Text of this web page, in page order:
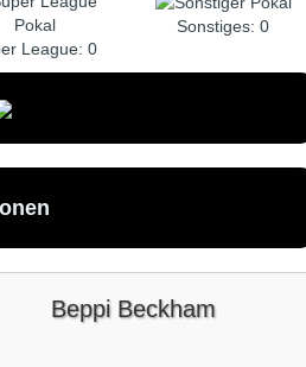
League: 0
Sonstiges: 0
Beppi Beckham